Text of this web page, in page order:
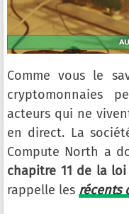
Comme vous le
cryptomonnaies
acteurs qui ne
en direct. La
Compute North a
chapitre 11 de la
rappelle les récents